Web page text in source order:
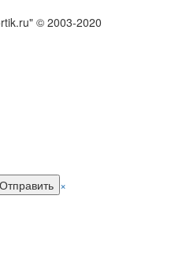
© 2003-2020
Отправить ×